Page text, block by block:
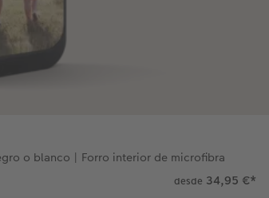
o blanco | Forro interior de microfibra
desde 34,95 €*